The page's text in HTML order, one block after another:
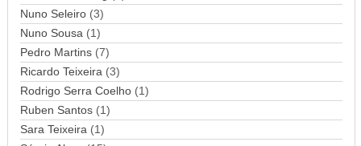
Nuno Seleiro(3)
Nuno Sousa (1)
Pedro Martins(7)
Ricardo Teixeira (3)
Rodrigo Serra Coelho(1)
Ruben Santos(1)
Sara Teixeira (1)